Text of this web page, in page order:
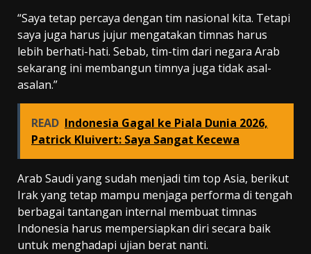
“Saya tetap percaya dengan tim nasional kita. Tetapi
saya juga harus jujur mengatakan timnas harus
lebih berhati-hati. Sebab, tim-tim dari negara Arab
sekarang ini membangun timnya juga tidak asal-
asalan.”
READ Indonesia Gagal ke Piala Dunia 2026,
Patrick Kluivert: Saya Sangat Kecewa
Arab Saudi yang sudah menjadi tim top Asia, berikut
Irak yang tetap mampu menjaga performa di tengah
berbagai tantangan internal membuat timnas
Indonesia harus mempersiapkan diri secara baik
untuk menghadapi ujian berat nanti.